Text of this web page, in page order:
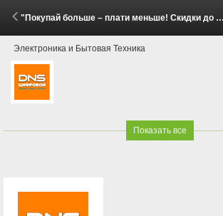
"Покупай больше – плати меньше! Скидки до 20% на бытовую технику Gorenje и Hisense!" (2 - 22 Июня 2026)
Электроника и Бытовая Техника
Показать все